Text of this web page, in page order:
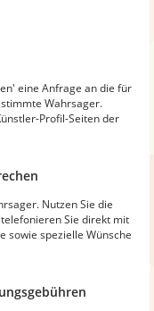
eine Anfrage an die für
Wahrsager.
Profil-Seiten der
Nutzen Sie die
Sie direkt mit
sowie spezielle Wünsche